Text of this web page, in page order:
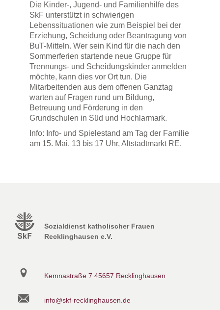
Die Kinder-, Jugend- und Familienhilfe des
SkF unterstützt in schwierigen
Lebenssituationen wie zum Beispiel bei der
Erziehung, Scheidung oder Beantragung von
BuT-Mitteln. Wer sein Kind für die nach den
Sommerferien startende neue Gruppe für
Trennungs- und Scheidungskinder anmelden
möchte, kann dies vor Ort tun. Die
Mitarbeitenden aus dem offenen Ganztag
warten auf Fragen rund um Bildung,
Betreuung und Förderung in den
Grundschulen in Süd und Hochlarmark.
Info: Info- und Spielestand am Tag der Familie
am 15. Mai, 13 bis 17 Uhr, Altstadtmarkt RE.
Sozialdienst katholischer Frauen
Recklinghausen e.V.
Kemnastraße 7 45657 Recklinghausen
info@skf-recklinghausen.de